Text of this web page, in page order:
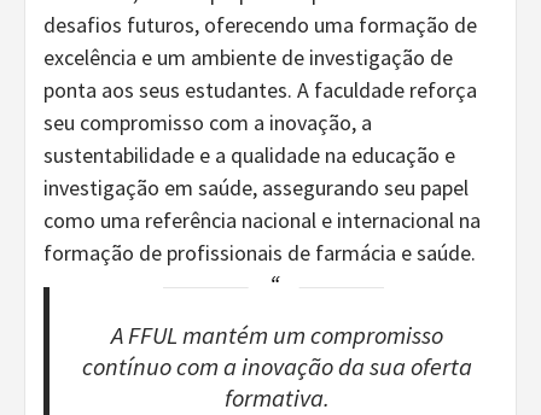
desafios futuros, oferecendo uma formação de
excelência e um ambiente de investigação de
ponta aos seus estudantes. A faculdade reforça
seu compromisso com a inovação, a
sustentabilidade e a qualidade na educação e
investigação em saúde, assegurando seu papel
como uma referência nacional e internacional na
formação de profissionais de farmácia e saúde.
A FFUL mantém um compromisso
contínuo com a inovação da sua oferta
formativa.